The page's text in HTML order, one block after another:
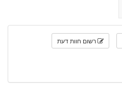
רשום חוות דעת